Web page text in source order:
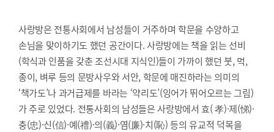
사랑방은 전통사회에서 남성들이 거주하며 학문을 수양하고
손님을 맞이하기도 했던 공간이다. 사랑방에는 책을 읽는 선비
(학식과 인품을 갖춘 조선시대 지식인)들이 가까이 했던 붓, 먹,
종이, 벼루 등의 문방사우와 서안, 학문에 매진하라는 의미의
‘책가도’나 과거급제를 바라는 ‘약리도’(잉어가 뛰어오르는 그림)
가 주로 있었다. 전통사회의 남성들은 사랑방에서 효( 孝)·제(悌)·
충(忠)·신(信)·예(禮)·의(義)·염(廉)·치(恥) 등의 유교적 덕목을